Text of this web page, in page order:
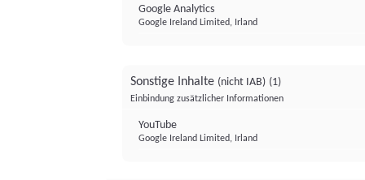
Google Analytics
Google Ireland Limited, Irland
Sonstige Inhalte (nicht IAB) (1)
Einbindung zusätzlicher Informationen
YouTube
Google Ireland Limited, Irland